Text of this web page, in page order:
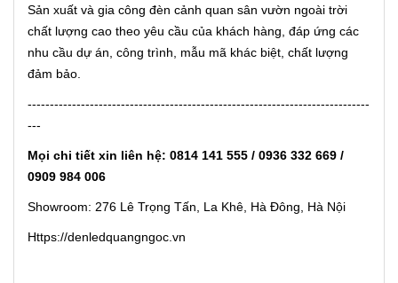
Sản xuất và gia công đèn cảnh quan sân vườn ngoài trời
chất lượng cao theo yêu cầu của khách hàng, đáp ứng các
nhu cầu dự án, công trình, mẫu mã khác biệt, chất lượng
đảm bảo.
-----------------------------------------------------------------------------
---
Mọi chi tiết xin liên hệ: 0814 141 555 / 0936 332 669 /
0909 984 006
Showroom: 276 Lê Trọng Tấn, La Khê, Hà Đông, Hà Nội
Https://denledquangngoc.vn